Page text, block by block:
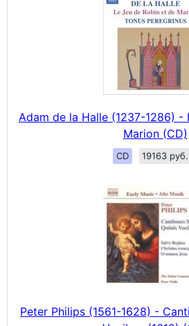
Adam de la Halle (1237-1286) -
Marion (CD)
CD 19163 руб.
Peter Philips (1561-1628) -